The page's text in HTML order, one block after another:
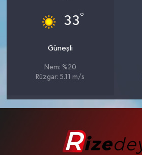
33°
Güneşli
Nem: %20
Rüzgar: 5.11 m/s